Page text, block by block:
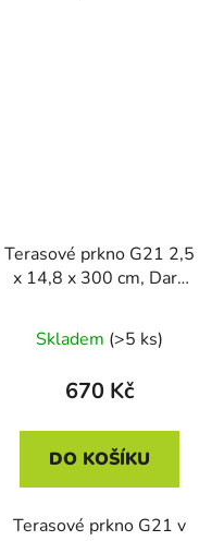
Terasové prkno G21 2,5
x 14,8 x 300 cm, Dark
Skladem (>5 ks)
670 Kč
DO KOŠÍKU
Terasové prkno G21 v